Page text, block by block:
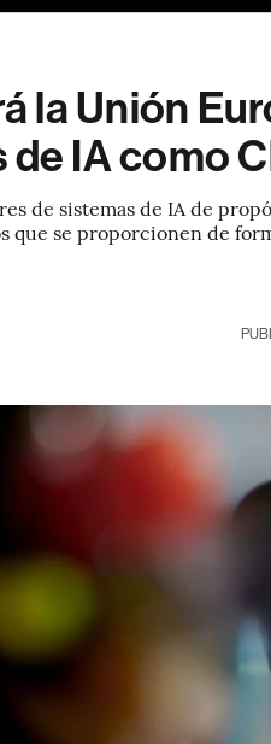
la Unión
de IA como
de sistemas de IA de
que se proporcionen de